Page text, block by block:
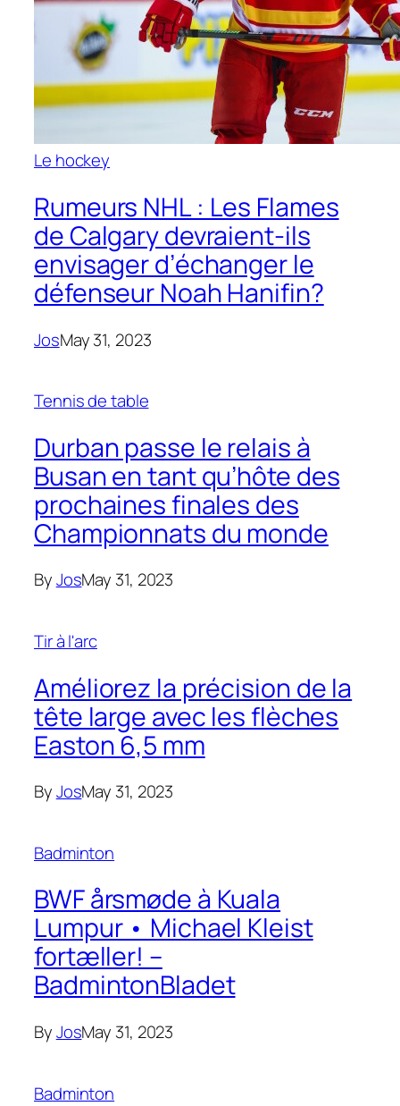
Le hockey
Rumeurs NHL : Les Flames
de Calgary devraient-ils
envisager d’échanger le
défenseur Noah Hanifin?
JosMay 31, 2023
Tennis de table
Durban passe le relais à
Busan en tant qu’hôte des
prochaines finales des
Championnats du monde
ByJosMay 31, 2023
Tir à l'arc
Améliorez la précision de la
tête large avec les flèches
Easton 6,5 mm
ByJosMay 31, 2023
Badminton
BWF årsmøde à Kuala
Lumpur • Michael Kleist
fortæller! –
BadmintonBladet
ByJosMay 31, 2023
Badminton